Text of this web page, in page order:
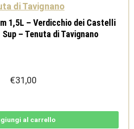
di Tavignano
1,5L – Verdicchio dei Castelli
– Tenuta di Tavignano
€31,00
al carrello